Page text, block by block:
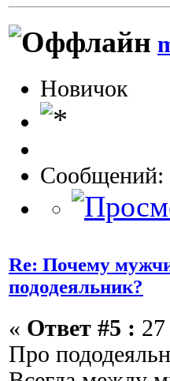
Новичок
Сообщений:
Re: Почему
пододеяльник?
« Ответ #5 :
Про